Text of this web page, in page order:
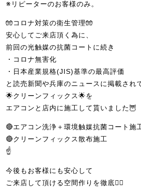
※リピーターのお客様のみ。
🧤コロナ対策の衛生管理🧤
安心してご来店頂く為に、
前回の光触媒の抗菌コートに続き
・コロナ無害化
・日本産業規格(JIS)基準の最高評価
と読売新聞や兵庫のニュースに掲載され
🌟クリーンフィックス🌟を
エアコンと店内に施工して貰いました🦉
🔴エアコン洗浄＋環境触媒抗菌コート施
🔴クリーンフィックス散布施工
☝️
今後もお客様にも安心して
ご来店して頂ける空間作りを徹底🙆‍♀️